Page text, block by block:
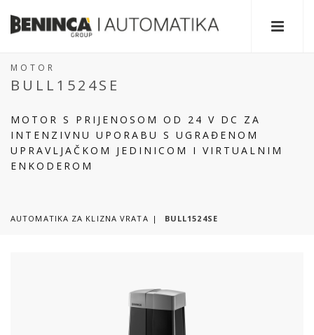
MOTOR
BULL1524SE
MOTOR S PRIJENOSOM OD 24 V DC ZA
INTENZIVNU UPORABU S UGRAĐENOM
UPRAVLJAČKOM JEDINICOM I VIRTUALNIM
ENKODEROM
AUTOMATIKA ZA KLIZNA VRATA BULL1524SE